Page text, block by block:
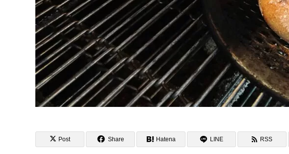
Post Share Hatena LINE RSS